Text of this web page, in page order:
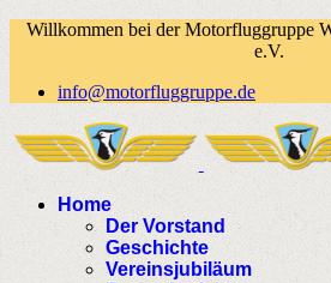
Willkommen bei der Motorfluggruppe
e.V.
info@motorfluggruppe.de
Home
Der Vorstand
Geschichte
Vereinsjubiläum